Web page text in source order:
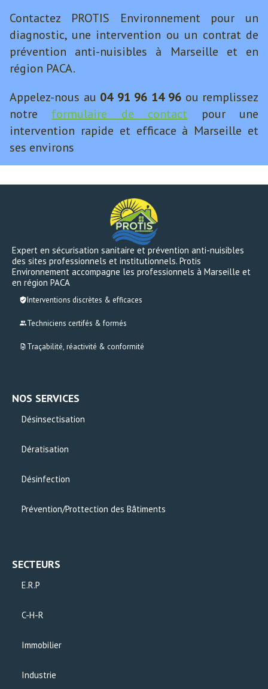
Contactez PROTIS Environnement pour un
diagnostic, une intervention ou un contrat de
prévention anti-nuisibles à Marseille et en
région PACA.
Appelez-nous au 04 91 96 14 96 ou remplissez
notre formulaire de contact pour une
intervention rapide et efficace à Marseille et
ses environs
Expert en sécurisation sanitaire et prévention anti-nuisibles
des sites professionnels et institutionnels. Protis
Environnement accompagne les professionnels à Marseille et
en région PACA
Interventions discrètes & efficaces
Techniciens certifés & formés
Traçabilité, réactivité & conformité
NOS SERVICES
Désinsectisation
Dératisation
Désinfection
Prévention/Prottection des Bâtiments
SECTEURS
E.R.P
C-H-R
Immobilier
Industrie